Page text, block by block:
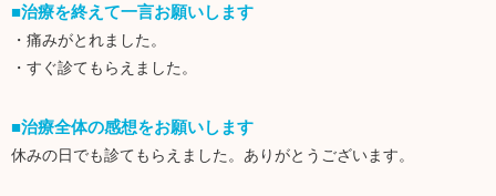
■治療を終えて一言お願いします
・痛みがとれました。
・すぐ診てもらえました。
■治療全体の感想をお願いします
休みの日でも診てもらえました。ありがとうございます。